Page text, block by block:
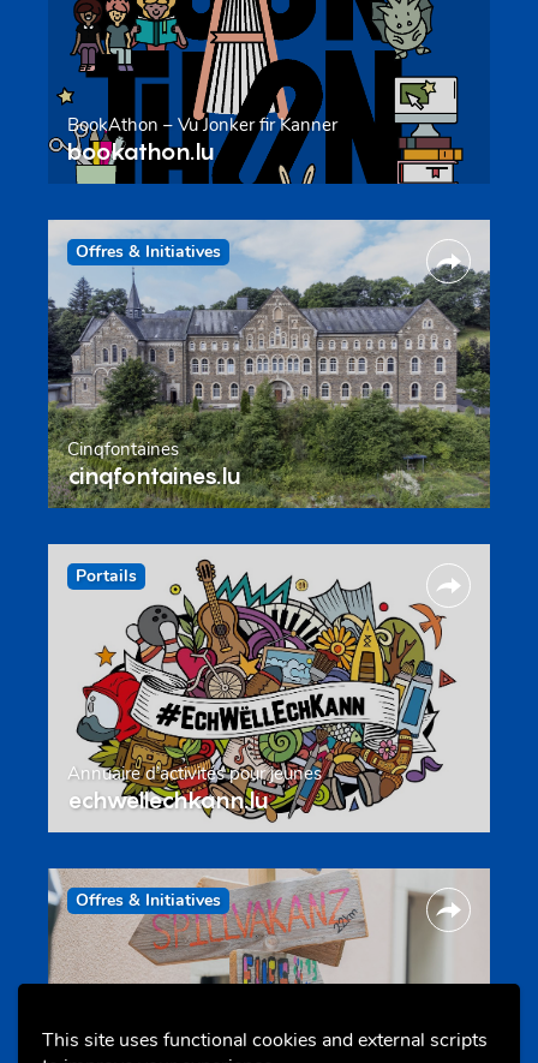
This site uses functional cookies and external scripts
BookAthon – Vu Jonker fir Kanner
bookathon.lu
Offres & Initiatives
Cinqfontaines
cinqfontaines.lu
Portails
Annuaire d’activités pour jeunes
echwellechkann.lu
Offres & Initiatives